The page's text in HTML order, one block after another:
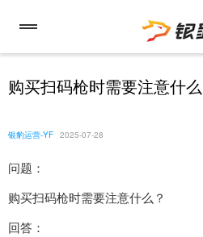
购买扫码枪时需要注意什么
银豹运营-YF 2025-07-28
问题：
购买扫码枪时需要注意什么？
回答：